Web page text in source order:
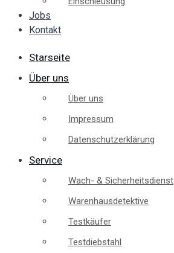
Jobs
Kontakt
Starseite
Über uns
Über uns
Impressum
Datenschutzerklärung
Service
Wach- & Sicherheitsdienst
Warenhausdetektive
Testkäufer
Testdiebstahl